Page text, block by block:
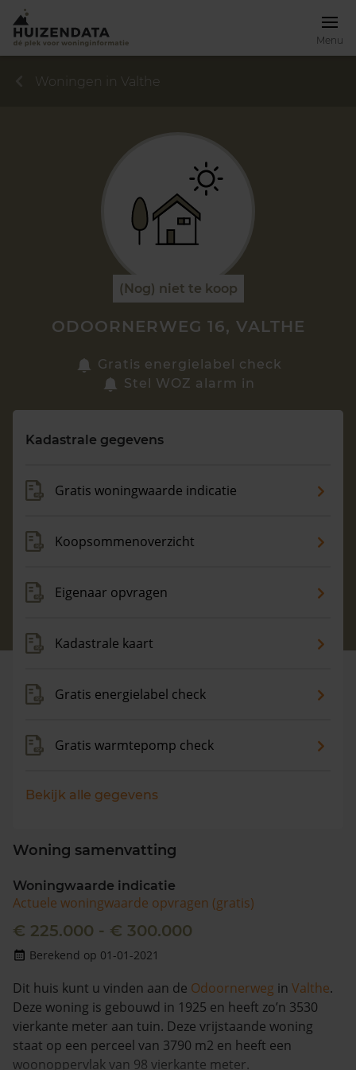
Menu
Zoek een woning
Maandag t/m vrijdag - 08:00 -18:00
Woningen in Valthe
(Nog) niet te koop
ODOORNERWEG 16, VALTHE
Gratis energielabel check
Stel WOZ alarm in
Kadastrale gegevens
Gratis woningwaarde indicatie
Koopsommenoverzicht
Eigenaar opvragen
Kadastrale kaart
Gratis energielabel check
Gratis warmtepomp check
Bekijk alle gegevens
Woning samenvatting
Woningwaarde indicatie
Actuele woningwaarde opvragen (gratis)
€ 225.000 - € 300.000
Berekend op 01-01-2021
Dit huis kunt u vinden aan de Odoornerweg in Valthe.
Deze woning is gebouwd in 1925 en heeft zo’n 3530
vierkante meter aan tuin. Deze vrijstaande woning
staat op een perceel van 3790 m2 en heeft een
woonoppervlak van 98 vierkante meter.